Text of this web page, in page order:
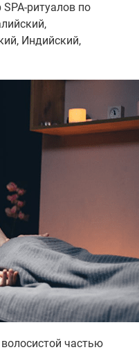
ритуалов по
Индийский,
частью